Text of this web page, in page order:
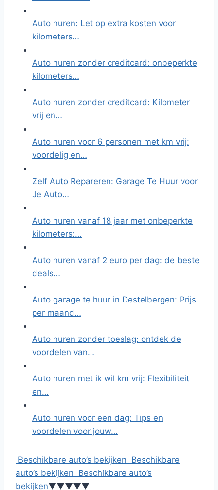
Auto huren: Let op extra kosten voor
kilometers…
Auto huren zonder creditcard: onbeperkte
kilometers…
Auto huren zonder creditcard: Kilometer
vrij en…
Auto huren voor 6 personen met km vrij:
voordelig en…
Zelf Auto Repareren: Garage Te Huur voor
Je Auto…
Auto huren vanaf 18 jaar met onbeperkte
kilometers:…
Auto huren vanaf 2 euro per dag: de beste
deals…
Auto garage te huur in Destelbergen: Prijs
per maand…
Auto huren zonder toeslag: ontdek de
voordelen van…
Auto huren met ik wil km vrij: Flexibiliteit
en…
Auto huren voor een dag: Tips en
voordelen voor jouw…
Beschikbare auto’s bekijken Beschikbare
auto’s bekijken Beschikbare auto’s
bekijken▼▼▼▼▼